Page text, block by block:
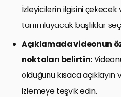
İzleyicilerin ilgisini çekecek
tanımlayacak başlıklar
Açıklamada videonun
noktaları belirtin:
olduğunu kısaca
izlemeye teşvik edin.